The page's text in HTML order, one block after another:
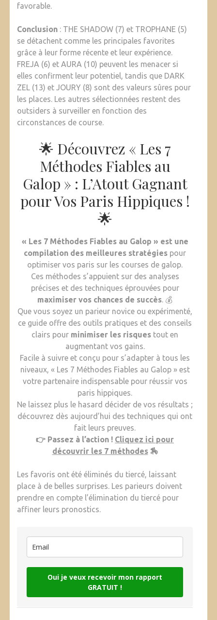
favorable.
Conclusion : THE SHADOW (7) et TROPHANE (5)
se détachent comme les principales favorites
grâce à leur forme récente et leur expérience.
FREJA (6) et AURA (10) peuvent les menacer si
elles confirment leur potentiel, tandis que DARK
ZEL (13) et JOURY (8) sont des valeurs sûres pour
les places. Les autres sélectionnées restent des
outsiders à surveiller en fonction des
circonstances de course.
🌟 Découvrez « Les 7
Méthodes Fiables au
Galop » : L’Atout Gagnant
pour Vos Paris Hippiques !
🌟
« Les 7 Méthodes Fiables au Galop » est une
compilation des meilleures stratégies pour
optimiser vos paris sur les courses de galop.
Ces méthodes s’appuient sur des analyses
précises et des techniques éprouvées pour
maximiser vos chances de succès. 💰
Que vous soyez un parieur novice ou expérimenté,
ce guide offre des outils pratiques et des conseils
clairs pour minimiser les risques tout en
augmentant vos gains.
Facile à suivre et conçu pour s’adapter à tous les
niveaux, « Les 7 Méthodes Fiables au Galop » est
votre partenaire indispensable pour réussir vos
paris hippiques.
Ne laissez plus le hasard décider de vos résultats ;
découvrez dès aujourd’hui des techniques qui ont
fait leurs preuves.
👉 Passez à l’action ! Cliquez ici pour
découvrir les 7 méthodes🏇
Les favoris ont été éliminés du tiercé, laissant
place à de belles surprises. Les parieurs doivent
prendre en compte l’élimination du tiercé pour
affiner leurs pronostics.
Oui je veux recevoir mon rapport
GRATUIT !